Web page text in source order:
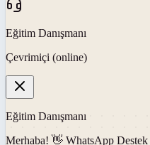
Eğitim Danışmanı
Çevrimiçi (online)
Eğitim Danışmanı
Merhaba! 👋 WhatsApp Destek